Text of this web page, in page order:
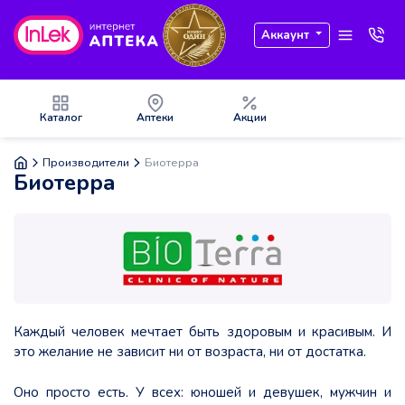
Аккаунт
Каталог Аптеки Акции
Производители Биотерра
Биотерра
Каждый человек мечтает быть здоровым и красивым. И
это желание не зависит ни от возраста, ни от достатка.
Оно просто есть. У всех: юношей и девушек, мужчин и